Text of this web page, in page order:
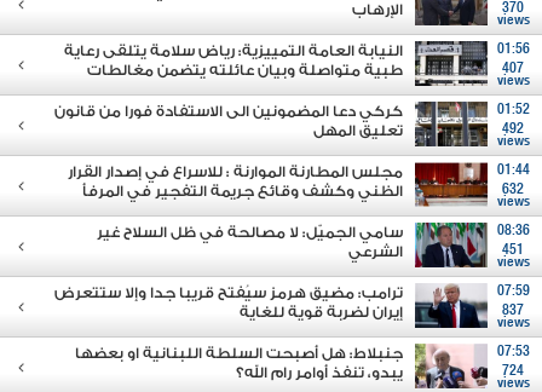
370
views
الإرهاب
01:56
407
views
النيابة العامة التمييزية: رياض سلامة يتلقى رعاية
طبية متواصلة وبيان عائلته يتضمن مغالطات
01:52
492
views
كركي دعا المضمونين الى الاستفادة فورا من قانون
تعليق المهل
01:44
632
views
مجلس المطارنة الموارنة : للاسراع في إصدار القرار
الظني وكشف وقائع جريمة التفجير في المرفأ
08:36
451
views
سامي الجميّل: لا مصالحة في ظل السلاح غير
الشرعي
07:59
837
views
ترامب: مضيق هرمز سيُفتح قريبا جدا وإلا ستتعرض
إيران لضربة قوية للغاية
07:53
724
views
جنبلاط: هل أصبحت السلطة اللبنانية او بعضها
يبدو، تنفذ أوامر رام الله؟